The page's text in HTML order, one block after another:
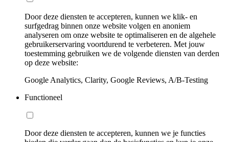
Door deze diensten te accepteren, kunnen we klik- en
surfgedrag binnen onze website volgen en anoniem
analyseren om onze website te optimaliseren en de algehele
gebruikerservaring voortdurend te verbeteren. Met jouw
toestemming gebruiken we de volgende diensten van derden
op deze website:
Google Analytics, Clarity, Google Reviews, A/B-Testing
Functioneel
Door deze diensten te accepteren, kunnen we je functies